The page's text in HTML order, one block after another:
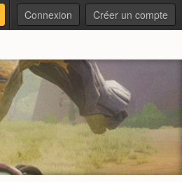
Connexion Créer un compte